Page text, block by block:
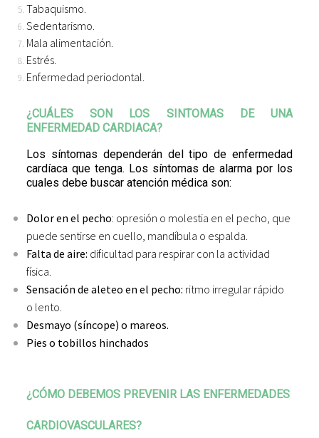
Tabaquismo.
Sedentarismo.
Mala alimentación.
Estrés.
Enfermedad periodontal.
¿CUÁLES SON LOS SINTOMAS DE UNA
ENFERMEDAD CARDIACA?
Los síntomas dependerán del tipo de enfermedad
cardíaca que tenga. Los síntomas de alarma por los
cuales debe buscar atención médica son:
Dolor en el pecho: opresión o molestia en el pecho, que
puede sentirse en cuello, mandíbula o espalda.
Falta de aire: dificultad para respirar con la actividad
física.
Sensación de aleteo en el pecho: ritmo irregular rápido
o lento.
Desmayo (síncope) o mareos.
Pies o tobillos hinchados
¿CÓMO DEBEMOS PREVENIR LAS ENFERMEDADES
CARDIOVASCULARES?